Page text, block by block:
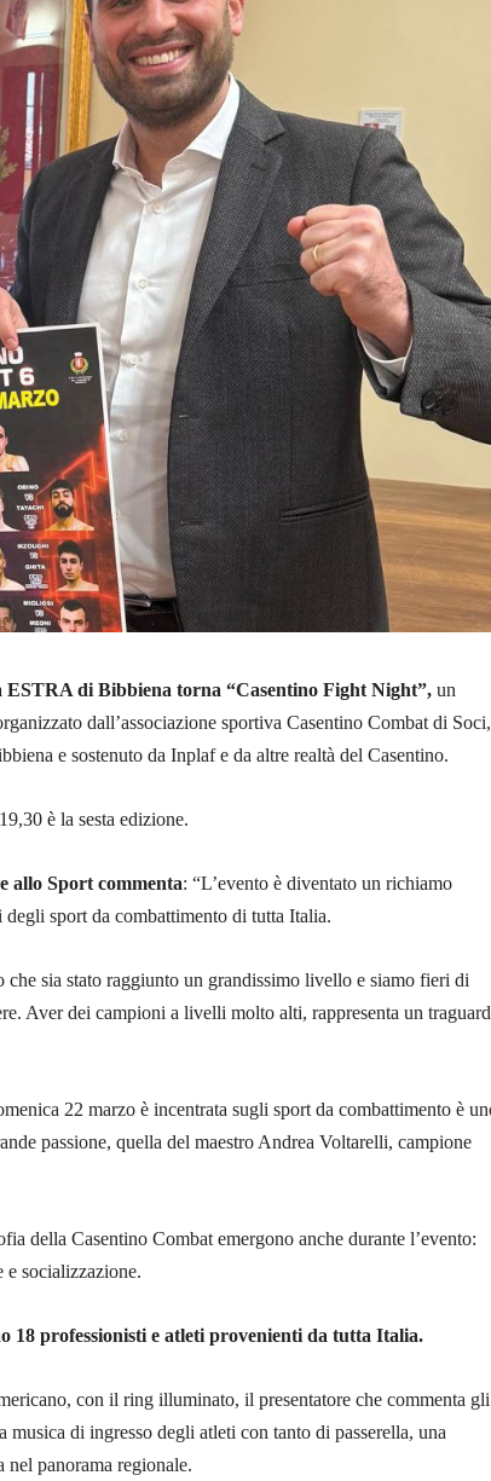
ESTRA di Bibbiena torna “Casentino Fight Night”, un
dall’associazione sportiva Casentino Combat di Soci,
e sostenuto da Inplaf e da altre realtà del Casentino.
è la sesta edizione.
allo Sport commenta: “L’evento è diventato un richiamo
degli sport da combattimento di tutta Italia.
che sia stato raggiunto un grandissimo livello e siamo fieri di
Aver dei campioni a livelli molto alti, rappresenta un
22 marzo è incentrata sugli sport da combattimento è
passione, quella del maestro Andrea Voltarelli, campione
della Casentino Combat emergono anche durante l’evento:
socializzazione.
18 professionisti e atleti provenienti da tutta Italia.
con il ring illuminato, il presentatore che commenta gli
musica di ingresso degli atleti con tanto di passerella, una
nel panorama regionale.